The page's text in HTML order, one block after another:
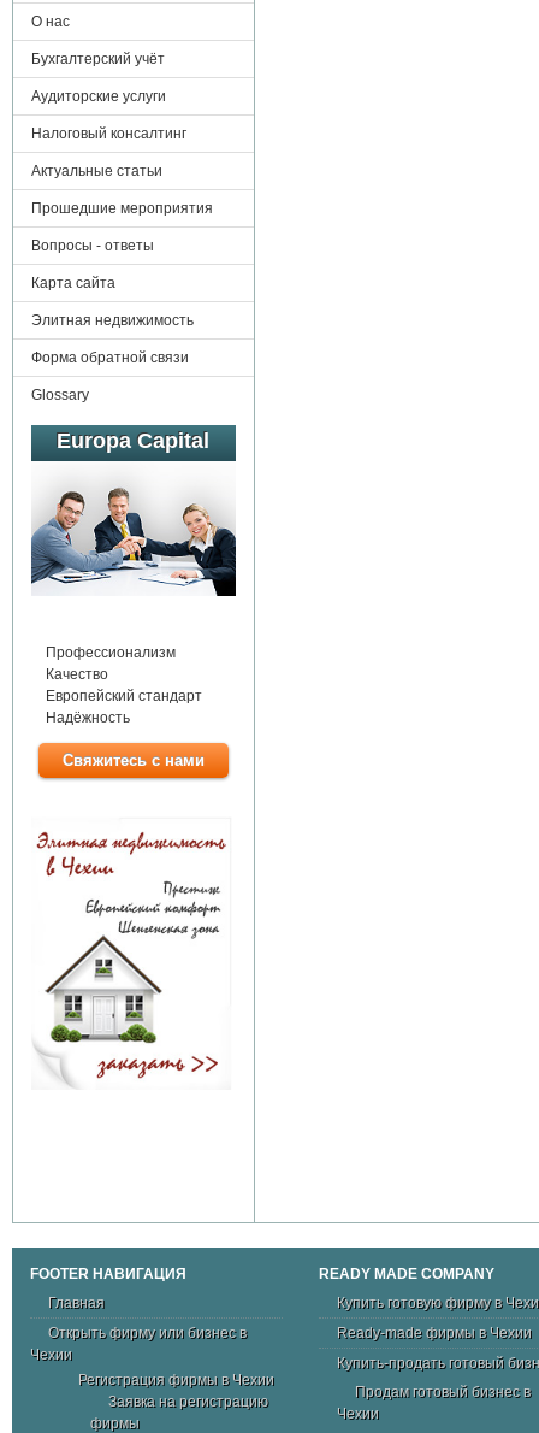
О нас
Бухгалтерский учёт
Аудиторские услуги
Налоговый консалтинг
Актуальные статьи
Прошедшие мероприятия
Вопросы - ответы
Карта сайта
Элитная недвижимость
Форма обратной связи
Glossary
Europa Capital
Профессионализм
Качество
Европейский стандарт
Надёжность
Свяжитесь с нами
FOOTER НАВИГАЦИЯ
Главная
Открыть фирму или бизнес в
Чехии
Регистрация фирмы в Чехии
Заявка на регистрацию
фирмы
READY MADE COMPANY
Купить готовую фирму в
Ready-made фирмы в Чехии
Купить-продать готовый
Продам готовый бизнес в
Чехии